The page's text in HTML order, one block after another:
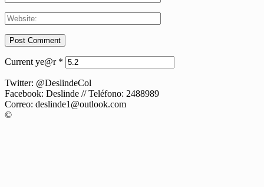
Current ye@r *
Twitter: @DeslindeCol
Facebook: Deslinde // Teléfono: 2488989
Correo: deslinde1@outlook.com
©